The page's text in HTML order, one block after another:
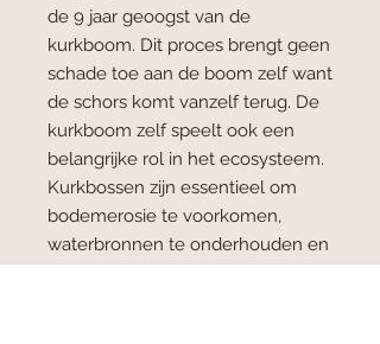
de 9 jaar geoogst van de
kurkboom. Dit proces brengt geen
schade toe aan de boom zelf want
de schors komt vanzelf terug. De
kurkboom zelf speelt ook een
belangrijke rol in het ecosysteem.
Kurkbossen zijn essentieel om
bodemerosie te voorkomen,
waterbronnen te onderhouden en